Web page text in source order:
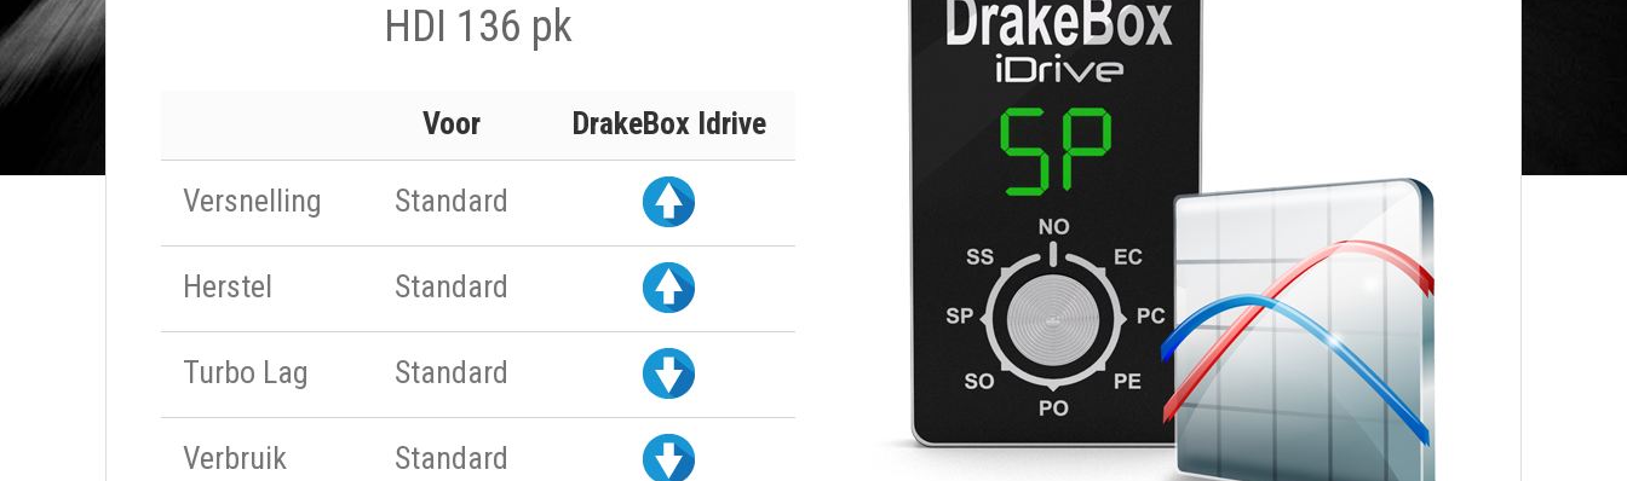
HDI 136 pk
Voor DrakeBox Idrive
Versnelling Standard
Herstel Standard
Turbo Lag Standard
Verbruik Standard